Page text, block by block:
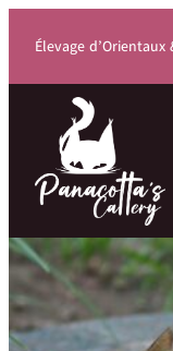
Élevage